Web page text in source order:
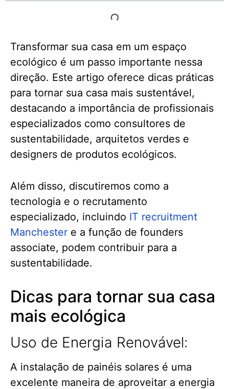
Transformar sua casa em um espaço
ecológico é um passo importante nessa
direção. Este artigo oferece dicas práticas
para tornar sua casa mais sustentável,
destacando a importância de profissionais
especializados como consultores de
sustentabilidade, arquitetos verdes e
designers de produtos ecológicos.
Além disso, discutiremos como a
tecnologia e o recrutamento
especializado, incluindo IT recruitment
Manchester e a função de founders
associate, podem contribuir para a
sustentabilidade.
Dicas para tornar sua casa
mais ecológica
Uso de Energia Renovável:
A instalação de painéis solares é uma
excelente maneira de aproveitar a energia